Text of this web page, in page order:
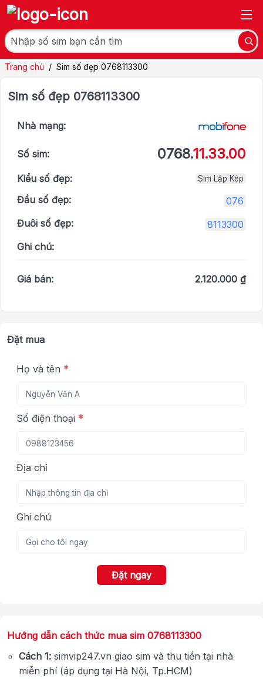
Trang chủ / Sim số đẹp 0768113300
Sim số đẹp 0768113300
Nhà mạng:
Số sim: 0768.11.33.00
Kiểu số đẹp: Sim Lặp Kép
Đầu số đẹp:
076
Đuôi số đẹp:
8113300
Ghi chú:
Giá bán: 2.120.000 ₫
Đặt mua
Họ và tên *
Số điện thoại *
Địa chỉ
Ghi chú
Đặt ngay
Hướng dẫn cách thức mua sim 0768113300
Cách 1: simvip247.vn giao sim và thu tiền tại nhà
miễn phí (áp dụng tại Hà Nội, Tp.HCM)